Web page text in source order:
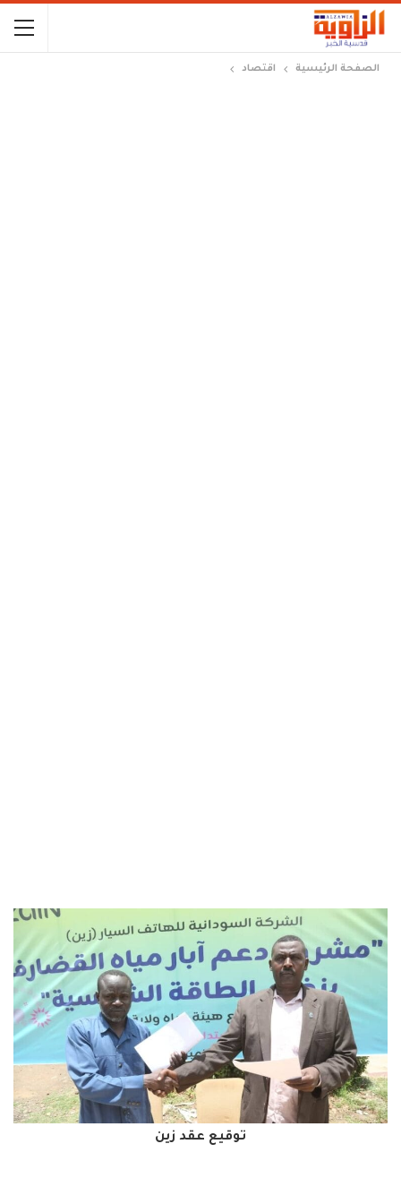
الصفحة الرئيسية اقتصاد
توقيع عقد زين